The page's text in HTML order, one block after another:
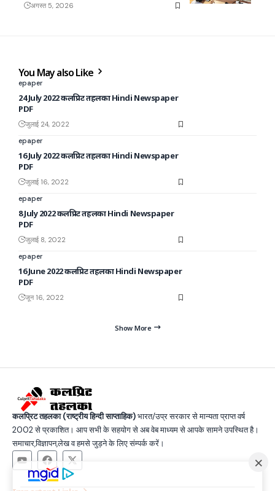
अगस्त 5, 2026
You May also Like
epaper
24 July 2022 कलप्रिट तहलका Hindi Newspaper
PDF
जुलाई 24, 2022
epaper
16 July 2022 कलप्रिट तहलका Hindi Newspaper
PDF
जुलाई 16, 2022
epaper
8 July 2022 कलप्रिट तहलका Hindi Newspaper
PDF
जुलाई 8, 2022
epaper
16 June 2022 कलप्रिट तहलका Hindi Newspaper
PDF
जून 16, 2022
Show More
कलप्रिट तहलका (राष्ट्रीय हिन्दी साप्ताहिक)भारत/उप्र सरकार से मान्यता प्राप्त वर्ष
2002 से प्रकाशित। आप सभी के सहयोग से अब वेब माध्यम से आपके सामने उपस्थित है।
समाचार,विज्ञापन,लेख व हमसे जुड़ने के लिए संम्पर्क करें।